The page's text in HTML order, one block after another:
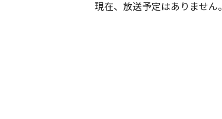
現在、放送予定はありません。